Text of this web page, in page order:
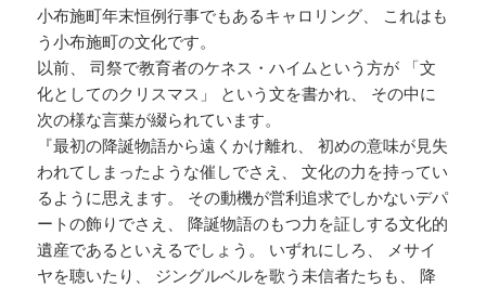
小布施町年末恒例行事でもあるキャロリング、 これはも
う小布施町の文化です。
以前、 司祭で教育者のケネス・ハイムという方が 「文
化としてのクリスマス」 という文を書かれ、 その中に
次の様な言葉が綴られています。
『最初の降誕物語から遠くかけ離れ、 初めの意味が見失
われてしまったような催しでさえ、 文化の力を持ってい
るように思えます。 その動機が営利追求でしかないデパ
ートの飾りでさえ、 降誕物語のもつ力を証しする文化的
遺産であるといえるでしょう。 いずれにしろ、 メサイ
ヤを聴いたり、 ジングルベルを歌う未信者たちも、 降